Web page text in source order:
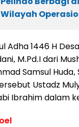
Wilayah
Adha 1446 H
M.Pd.I dari
Samsul
Ustadz
Ibrahim dalam